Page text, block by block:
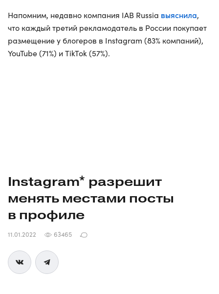
Напомним, недавно компания IAB Russia выяснила,
что каждый третий рекламодатель в России покупает
размещение у блогеров в Instagram (83% компаний),
YouTube (71%) и TikTok (57%).
Instagram* разрешит
менять местами посты
в профиле
11.01.2022 63465